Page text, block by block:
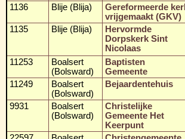
1136
Blije (Blija)
Gereformeerde
vrijgemaakt (GKV)
1135 Blije (Blija)
Hervormde
Dorpskerk Sint
Nicolaas
11253
Boalsert
(Bolsward)
Baptisten
Gemeente
11249
Boalsert
(Bolsward)
Bejaardentehuis
9931
Boalsert
(Bolsward)
Christelijke
Gemeente Het
Keerpunt